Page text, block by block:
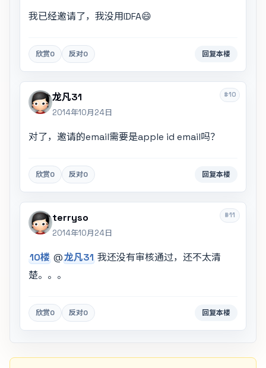
我已经邀请了，我没用IDFA😄
欣赏0 反对0 回复本楼
#10
龙凡31
2014年10月24日
对了，邀请的email需要是apple id email吗？
欣赏0 反对0 回复本楼
#11
terryso
2014年10月24日
10楼 @龙凡31 我还没有审核通过，还不太清
楚。。。
欣赏0 反对0 回复本楼